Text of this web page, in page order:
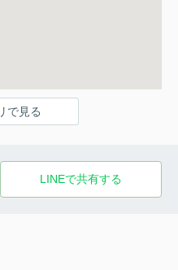
で見る
LINEで共有する